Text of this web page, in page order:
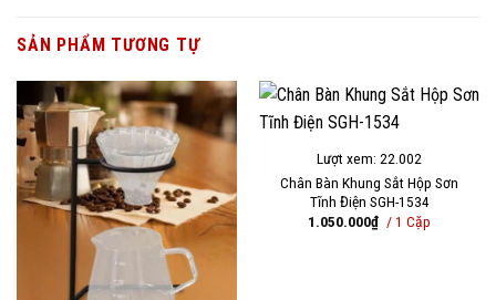
SẢN PHẨM TƯƠNG TỰ
Lượt xem: 22.002
Chân Bàn Khung Sắt Hộp Sơn
Tĩnh Điện SGH-1534
1.050.000₫ / 1 Cặp